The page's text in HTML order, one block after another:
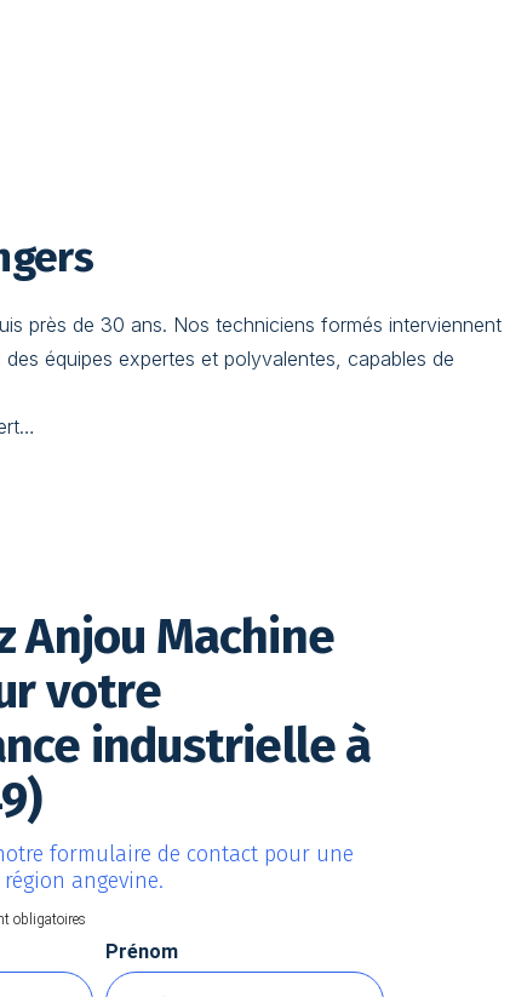
près de 30 ans. Nos techniciens formés interviennent
équipes expertes et polyvalentes, capables de
Anjou Machine
votre
industrielle à
formulaire de contact pour une
angevine.
obligatoires
Prénom